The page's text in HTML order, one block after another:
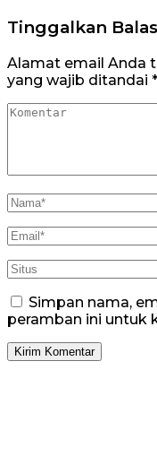
Tinggalkan
Alamat email Anda
yang wajib ditandai *
Simpan nama,
peramban ini untuk